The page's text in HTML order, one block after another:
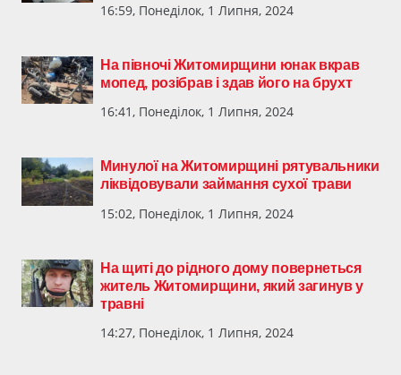
16:59, Понеділок, 1 Липня, 2024
На півночі Житомирщини юнак вкрав
мопед, розібрав і здав його на брухт
16:41, Понеділок, 1 Липня, 2024
Минулої на Житомирщині рятувальники
ліквідовували займання сухої трави
15:02, Понеділок, 1 Липня, 2024
На щиті до рідного дому повернеться
житель Житомирщини, який загинув у
травні
14:27, Понеділок, 1 Липня, 2024